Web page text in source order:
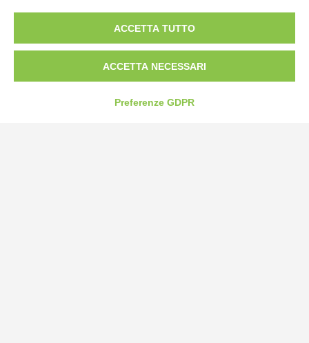
ACCETTA TUTTO
ACCETTA NECESSARI
Preferenze GDPR